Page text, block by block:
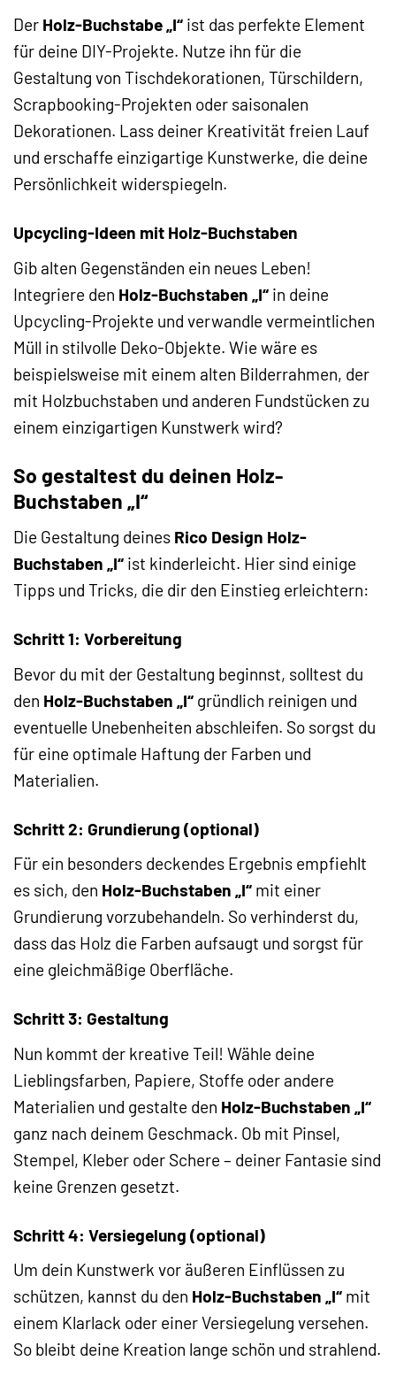
Der Holz-Buchstabe „I“ ist das perfekte Element
für deine DIY-Projekte. Nutze ihn für die
Gestaltung von Tischdekorationen, Türschildern,
Scrapbooking-Projekten oder saisonalen
Dekorationen. Lass deiner Kreativität freien Lauf
und erschaffe einzigartige Kunstwerke, die deine
Persönlichkeit widerspiegeln.
Upcycling-Ideen mit Holz-Buchstaben
Gib alten Gegenständen ein neues Leben!
Integriere den Holz-Buchstaben „I“ in deine
Upcycling-Projekte und verwandle vermeintlichen
Müll in stilvolle Deko-Objekte. Wie wäre es
beispielsweise mit einem alten Bilderrahmen, der
mit Holzbuchstaben und anderen Fundstücken zu
einem einzigartigen Kunstwerk wird?
So gestaltest du deinen Holz-
Buchstaben „I“
Die Gestaltung deines Rico Design Holz-
Buchstaben „I“ ist kinderleicht. Hier sind einige
Tipps und Tricks, die dir den Einstieg erleichtern:
Schritt 1: Vorbereitung
Bevor du mit der Gestaltung beginnst, solltest du
den Holz-Buchstaben „I“ gründlich reinigen und
eventuelle Unebenheiten abschleifen. So sorgst du
für eine optimale Haftung der Farben und
Materialien.
Schritt 2: Grundierung (optional)
Für ein besonders deckendes Ergebnis empfiehlt
es sich, den Holz-Buchstaben „I“ mit einer
Grundierung vorzubehandeln. So verhinderst du,
dass das Holz die Farben aufsaugt und sorgst für
eine gleichmäßige Oberfläche.
Schritt 3: Gestaltung
Nun kommt der kreative Teil! Wähle deine
Lieblingsfarben, Papiere, Stoffe oder andere
Materialien und gestalte den Holz-Buchstaben „I“
ganz nach deinem Geschmack. Ob mit Pinsel,
Stempel, Kleber oder Schere – deiner Fantasie sind
keine Grenzen gesetzt.
Schritt 4: Versiegelung (optional)
Um dein Kunstwerk vor äußeren Einflüssen zu
schützen, kannst du den Holz-Buchstaben „I“ mit
einem Klarlack oder einer Versiegelung versehen.
So bleibt deine Kreation lange schön und strahlend.